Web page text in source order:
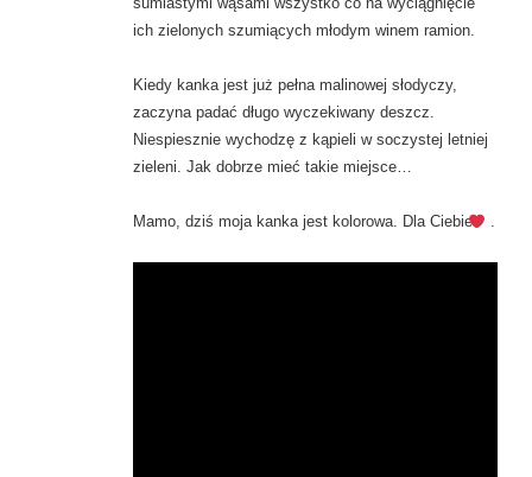
ich zielonych szumiących młodym winem ramion.
Kiedy kanka jest już pełna malinowej słodyczy,
zaczyna padać długo wyczekiwany deszcz.
Niespiesznie wychodzę z kąpieli w soczystej letniej
zieleni. Jak dobrze mieć takie miejsce…
Mamo, dziś moja kanka jest kolorowa. Dla Ciebie .